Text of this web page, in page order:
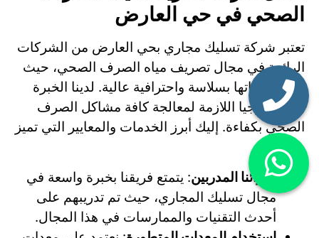
الصحي في حي العارض
تعتبر شركة تسليك مجاري بحي العارض من الشركات
الرائدة في مجال تصريف مياه الصرف الصحي، حيث
تقدم خدماتها بسلاسة واحترافية عالية. لدينا الخبرة
والتكنولوجيا اللازمة لمعالجة كافة مشاكل الصرف
الصحي بكفاءة. إليك أبرز الخدمات والمعايير التي تميز
شركتنا:
خبرائنا المدربين: يتمتع فريقنا بخبرة واسعة في
مجال تسليك المجاري، حيث تم تدريبهم على
أحدث التقنيات والممارسات في هذا المجال.